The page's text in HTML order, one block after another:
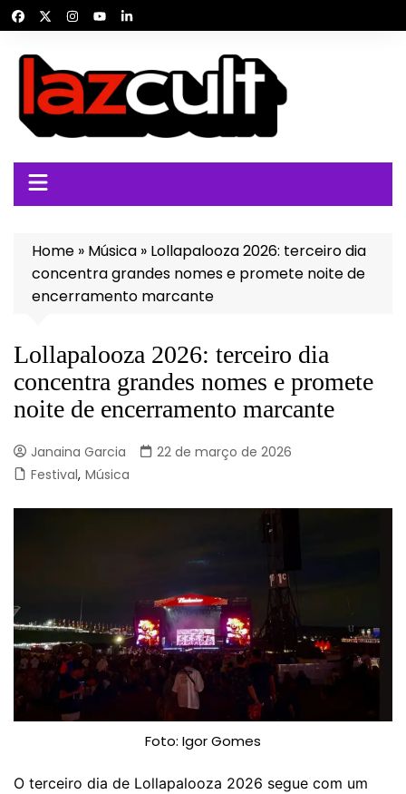
para
conteúdo
Home » Música » Lollapalooza 2026: terceiro dia
concentra grandes nomes e promete noite de
encerramento marcante
Lollapalooza 2026: terceiro dia
concentra grandes nomes e promete
noite de encerramento marcante
Janaina Garcia
22 de março de 2026
Festival, Música
Foto: Igor Gomes
O terceiro dia de Lollapalooza 2026 segue com um